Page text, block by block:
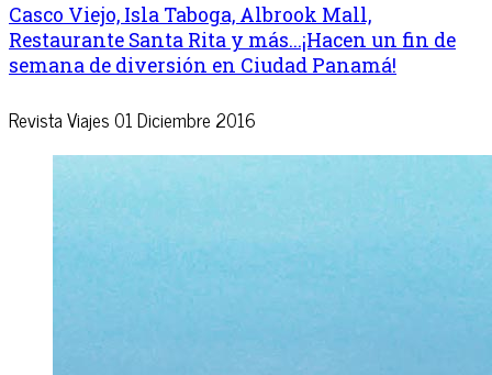
Casco Viejo, Isla Taboga, Albrook Mall,
Restaurante Santa Rita y más...¡Hacen un fin de
semana de diversión en Ciudad Panamá!
Revista Viajes01 Diciembre 2016